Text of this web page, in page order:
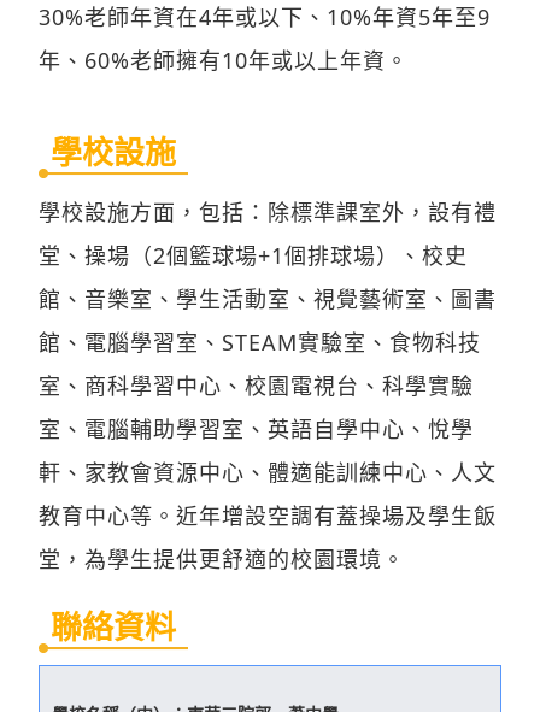
30%老師年資在4年或以下、10%年資5年至9
年、60%老師擁有10年或以上年資。
學校設施
學校設施方面，包括：除標準課室外，設有禮
堂、操場（2個籃球場+1個排球場）、校史
館、音樂室、學生活動室、視覺藝術室、圖書
館、電腦學習室、STEAM實驗室、食物科技
室、商科學習中心、校園電視台、科學實驗
室、電腦輔助學習室、英語自學中心、悅學
軒、家教會資源中心、體適能訓練中心、人文
教育中心等。近年增設空調有蓋操場及學生飯
堂，為學生提供更舒適的校園環境。
聯絡資料